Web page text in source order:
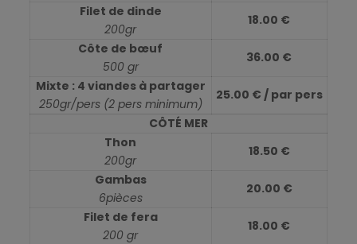
Filet de dinde
200gr
18.00 €
Côte de bœuf
500 gr
36.00 €
Mixte : 4 viandes à partager
250gr/pers (2 pers minimum)
25.00 € / par pers
CÔTÉ MER
Thon
200gr
18.50 €
Gambas
6pièces
20.00 €
Filet de fera
200 gr
18.00 €